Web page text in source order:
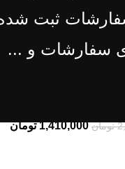
ثبت
سفارشات و ...
تومان 1,410,000 تومان